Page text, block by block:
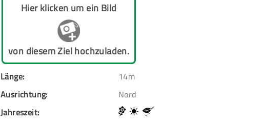
Hier klicken um ein Bild
von diesem Ziel hochzuladen.
Länge:
14m
Ausrichtung:
Nord
Jahreszeit: